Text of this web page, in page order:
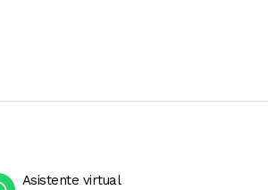
Asistente virtual